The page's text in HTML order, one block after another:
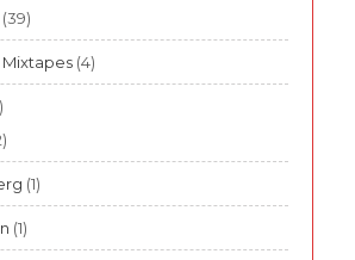
(39)
Mixtapes (4)
(1)
(1)